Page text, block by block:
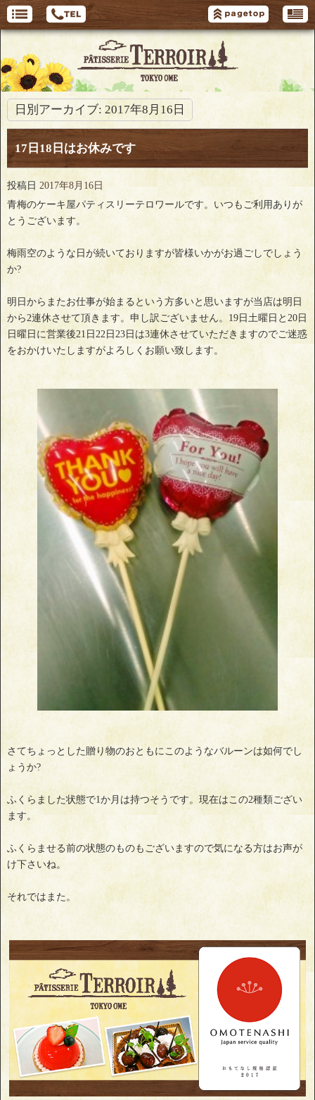
日別アーカイブ: 2017年8月16日
17日18日はお休みです
投稿日 2017年8月16日
青梅のケーキ屋パティスリーテロワールです。いつもご利用ありが
とうございます。
梅雨空のような日が続いておりますが皆様いかがお過ごしでしょう
か?
明日からまたお仕事が始まるという方多いと思いますが当店は明日
から2連休させて頂きます。申し訳ございません。19日土曜日と20日
日曜日に営業後21日22日23日は3連休させていただきますのでご迷惑
をおかけいたしますがよろしくお願い致します。
さてちょっとした贈り物のおともにこのようなバルーンは如何でし
ょうか?
ふくらました状態で1か月は持つそうです。現在はこの2種類ござい
ます。
ふくらませる前の状態のものもございますので気になる方はお声が
け下さいね。
それではまた。